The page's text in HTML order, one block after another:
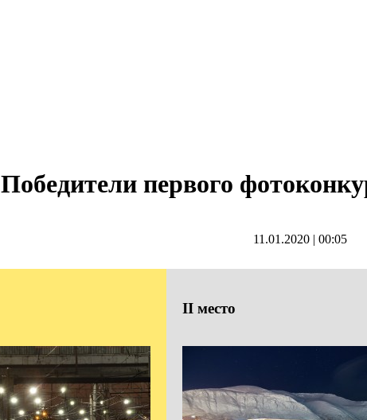
Победители первого
11.01.2020 | 00:05
II место